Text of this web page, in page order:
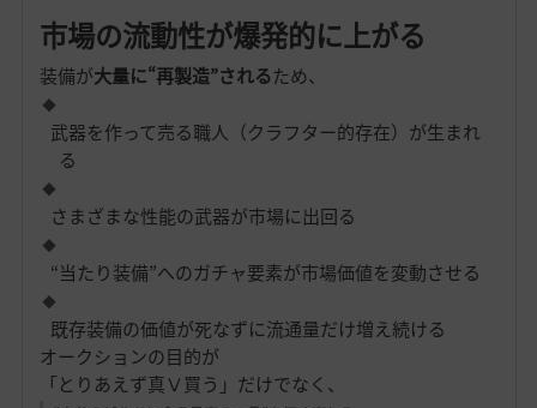
市場の流動性が爆発的に上がる
装備が大量に“再製造”されるため、
武器を作って売る職人（クラフター的存在）が生まれ
る
さまざまな性能の武器が市場に出回る
“当たり装備”へのガチャ要素が市場価値を変動させる
既存装備の価値が死なずに流通量だけ増え続ける
オークションの目的が
「とりあえず真Ⅴ買う」だけでなく、